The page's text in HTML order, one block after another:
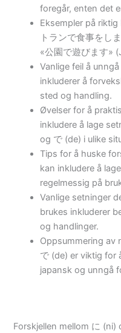
foregår, enten det
Eksempler på riktig
トランで食事をし
«公園で遊びます»
Vanlige feil å
inkluderer å
sted og handling.
Øvelser for å
inkludere å lage
og で (de) i ulike
Tips for å huske
kan inkludere å
regelmessig på
Vanlige setninger
brukes inkluderer
og handlinger.
Oppsummering av
で (de) er viktig for
japansk og unngå
Forskjellen mellom に (ni)